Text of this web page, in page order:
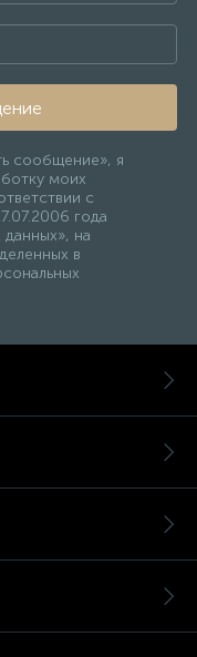
сообщение», я
моих
с
года
на
в